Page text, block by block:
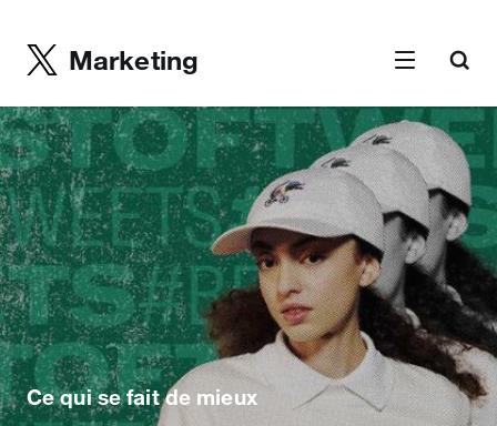
Marketing
Ce qui se fait de mieux